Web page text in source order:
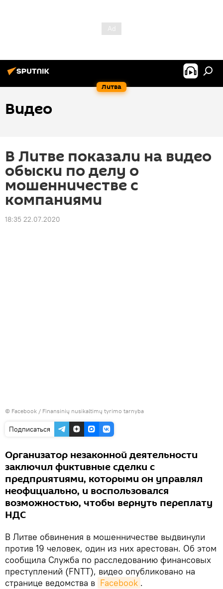
Литва
Видео
В Литве показали на видео
обыски по делу о
мошенничестве с
компаниями
18:35 22.07.2020
© Facebook / Finansinių nusikaltimų tyrimo tarnyba
Подписаться
Организатор незаконной деятельности
заключил фиктивные сделки с
предприятиями, которыми он управлял
неофициально, и воспользовался
возможностью, чтобы вернуть переплату
НДС
В Литве обвинения в мошенничестве выдвинули
против 19 человек, один из них арестован. Об этом
сообщила Служба по расследованию финансовых
преступлений (FNTT), видео опубликовано на
странице ведомства в Facebook .